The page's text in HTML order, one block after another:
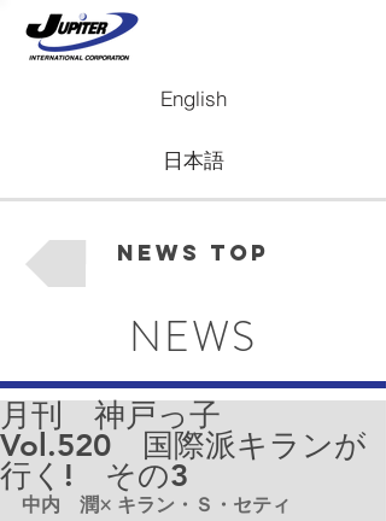
English
日本語
News Top
NEWS
月刊 神戸っ子
Vol.520 国際派キランが
行く! その3
中内　潤× キラン・Ｓ・セティ